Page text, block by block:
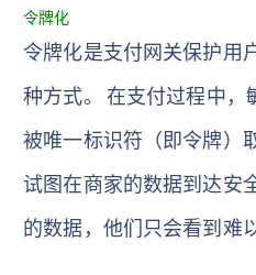
令牌化
令牌化是支付网关保护用
种方式。 在支付过程中，
被唯一标识符（即令牌）
试图在商家的数据到达安
的数据，他们只会看到难